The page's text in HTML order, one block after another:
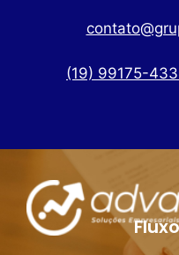
(19) 99175-